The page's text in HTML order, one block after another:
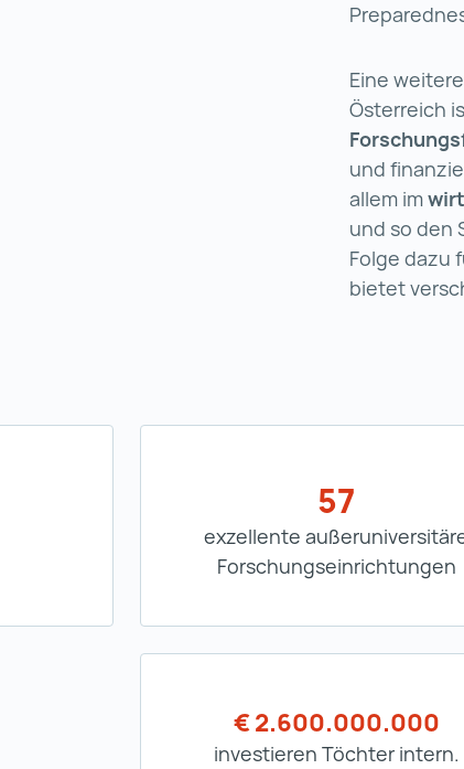
Eine
Österreich
und
allem im
und so den
Folge dazu
bietet
57
exzellente
Forschungseinrichtungen
€ 2.600.000.000
investieren Töchter intern.